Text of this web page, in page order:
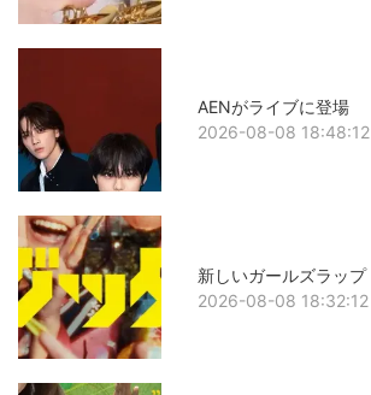
AENがライブに登場
2026-08-08 18:48:12
新しいガールズラップ
2026-08-08 18:32:12